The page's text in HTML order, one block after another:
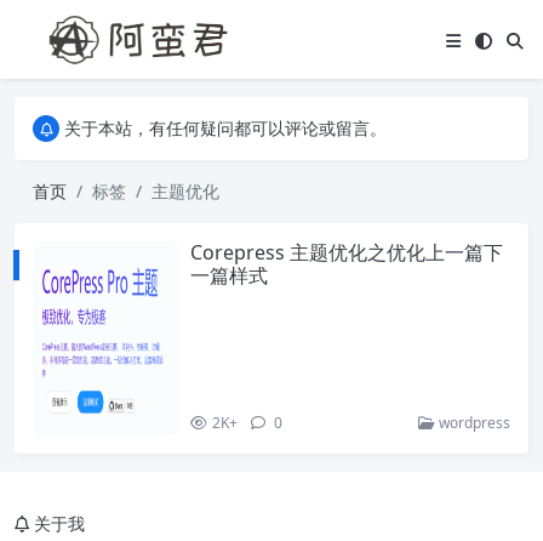
关于本站，有任何疑问都可以评论或留言。
关于本站，有任何疑问都可以评论或留言。
首页
标签 主题优化
Corepress 主题优化之优化上一篇下
一篇样式
2K+ 0 wordpress
关于我